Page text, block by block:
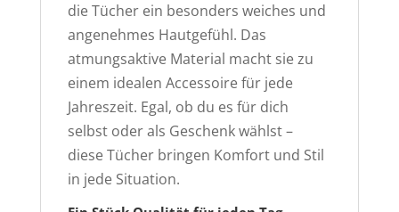
die Tücher ein besonders weiches und
angenehmes Hautgefühl. Das
atmungsaktive Material macht sie zu
einem idealen Accessoire für jede
Jahreszeit. Egal, ob du es für dich
selbst oder als Geschenk wählst –
diese Tücher bringen Komfort und Stil
in jede Situation.